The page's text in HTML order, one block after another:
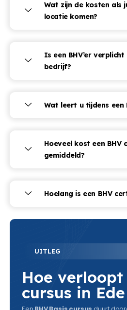
Wat zijn de kosten als
locatie komen?
Is een BHV’er
bedrijf?
Wat leert u tijdens een
Hoeveel kost een BHV
gemiddeld?
Hoelang is een BHV
UITLEG
Hoe verloopt
cursus in Ede